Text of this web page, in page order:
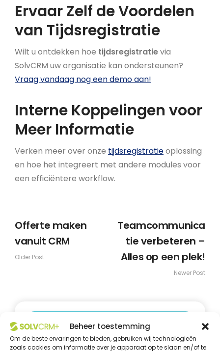
Beheer toestemming
Om de beste ervaringen te bieden, gebruiken wij technologieën
zoals cookies om informatie over je apparaat op te slaan en/of te
Ervaar Zelf de Voordelen
van Tijdsregistratie
Wilt u ontdekken hoe tijdsregistratievia
SolvCRM uw organisatie kan ondersteunen?
Vraag vandaag nog een demo aan!
Interne Koppelingen voor
Meer Informatie
Verken meer over onze tijdsregistratieoplossing
en hoe het integreert met andere modules voor
een efficiëntere workflow.
Offerte maken
vanuit CRM
Older Post
Teamcommunica
tie verbeteren –
Alles op een plek!
Newer Post